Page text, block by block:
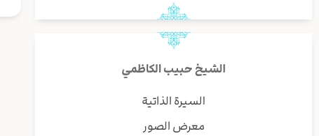
الشيخ حبيب الكاظمي
السيرة الذاتية
معرض الصور